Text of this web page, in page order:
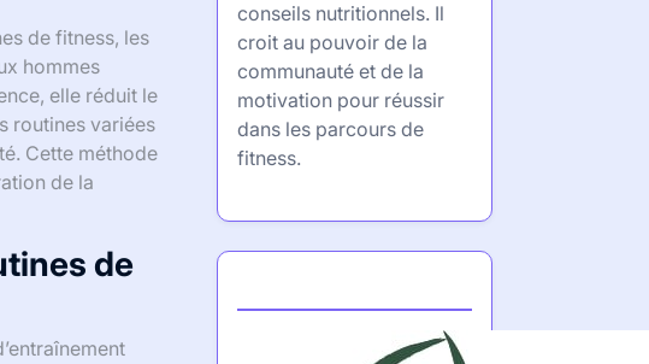
de fitness, les
hommes
elle réduit le
routines variées
Cette méthode
de la
de
conseils nutritionnels. Il
croit au pouvoir de la
communauté et de la
motivation pour réussir
dans les parcours de
fitness.